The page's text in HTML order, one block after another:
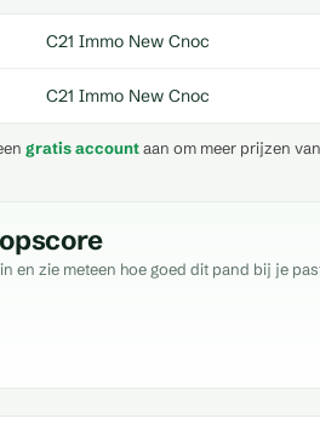
C21 Immo New Cnoc
C21 Immo New Cnoc
gratis accountaan om meer prijzen
en zie meteen hoe goed dit pand bij je